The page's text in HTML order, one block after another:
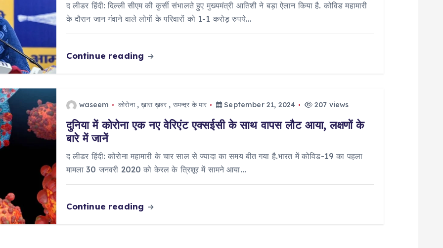
द लीडर हिंदी: दिल्ली सीएम की कुर्सी संभालते हुए मुख्यमंत्री आतिशी ने बड़ा ऐलान किया है. कोविड महामारी
के दौरान जान गंवाने वाले लोगों के परिवारों को 1-1 करोड़ रुपये…
Continue reading
waseem कोरोना,ख़ास ख़बर , समन्दर के पार September 21, 2024 207 views
दुनिया में कोरोना एक नए वेरिएंट एक्सईसी के साथ वापस लौट आया, लक्षणों के
बारे में जानें
द लीडर हिंदी: कोरोना महामारी के चार साल से ज्यादा का समय बीत गया है.भारत में कोविड-19 का पहला
मामला 30 जनवरी 2020 को केरल के त्रिशूर में सामने आया…
Continue reading